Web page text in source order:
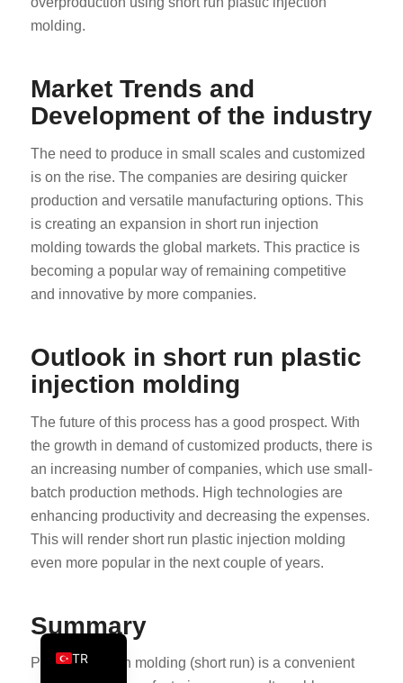
molding.
Market Trends and
Development of the industry
The need to produce in small scales and customized
is on the rise. The companies are desiring quicker
production and versatile manufacturing options. This
is creating an expansion in short run injection
molding towards the global markets. This practice is
becoming a popular way of remaining competitive
and innovative by more companies.
Outlook in short run plastic
injection molding
The future of this process has a good prospect. With
the growth in demand of customized products, there is
an increasing number of companies, which use small-
batch production methods. High technologies are
enhancing productivity and decreasing the expenses.
This will render short run plastic injection molding
even more popular in the next couple of years.
Summary
Plastic injection molding (short run) is a convenient
TR
EN
FR
DE
RU
PL
AR
ES
JA
PT
CS
DA
NB
EL
SV
HU
ES_MX